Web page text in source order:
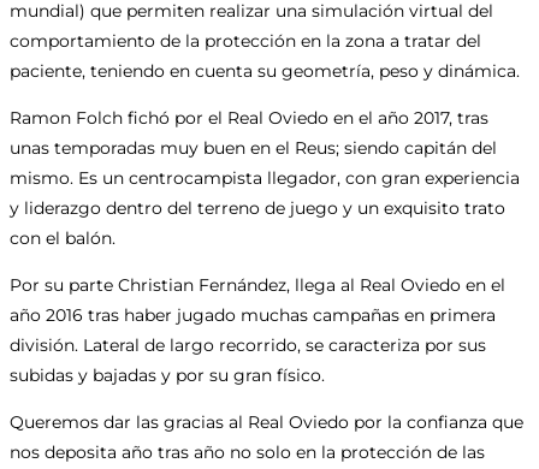
mundial) que permiten realizar una simulación virtual del
comportamiento de la protección en la zona a tratar del
paciente, teniendo en cuenta su geometría, peso y dinámica.
Ramon Folch fichó por el Real Oviedo en el año 2017, tras
unas temporadas muy buen en el Reus; siendo capitán del
mismo. Es un centrocampista llegador, con gran experiencia
y liderazgo dentro del terreno de juego y un exquisito trato
con el balón.
Por su parte Christian Fernández, llega al Real Oviedo en el
año 2016 tras haber jugado muchas campañas en primera
división. Lateral de largo recorrido, se caracteriza por sus
subidas y bajadas y por su gran físico.
Queremos dar las gracias al Real Oviedo por la confianza que
nos deposita año tras año no solo en la protección de las